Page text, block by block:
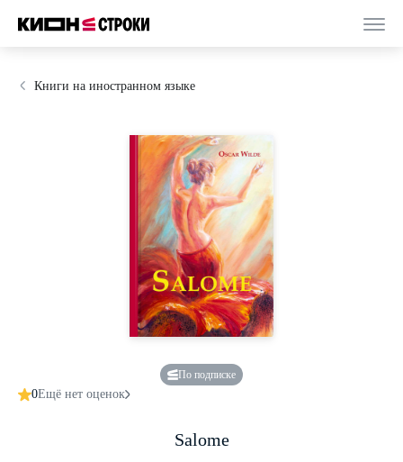
Книги на иностранном языке
По подписке
0Ещё нет оценок
Salome